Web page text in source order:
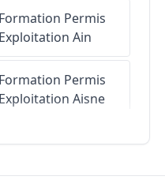
Formation Permis
Exploitation Ain
Formation Permis
Exploitation Aisne
Permis